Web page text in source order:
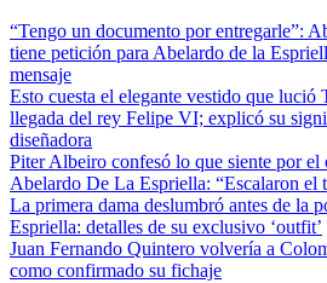
“Tengo un documento por entregarle”:
tiene petición para Abelardo de la
mensaje
Esto cuesta el elegante vestido que lució
llegada del rey Felipe VI; explicó su
diseñadora
Piter Albeiro confesó lo que siente por el
Abelardo De La Espriella: “Escalaron el
La primera dama deslumbró antes de la
Espriella: detalles de su exclusivo ‘outfit’
Juan Fernando Quintero volvería a
como confirmado su fichaje